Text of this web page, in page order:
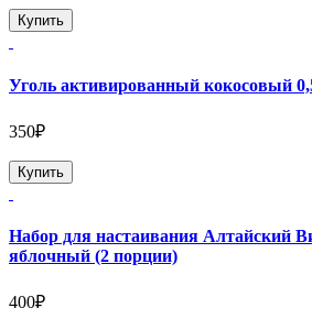
Купить
Уголь активированный кокосовый
350₽
Купить
Набор для настаивания Алтайский
яблочный (2 порции)
400₽